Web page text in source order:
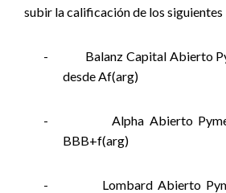
subir la calificación de los siguientes
-
Balanz Capital Abierto
desde Af(arg)
-
Alpha Abierto
BBB+f(arg)
-
Lombard Abierto